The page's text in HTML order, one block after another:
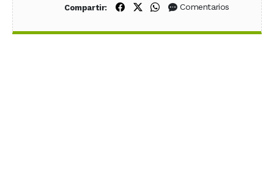
Compartir: Compartir en Facebook
Compartir en X (Twitter)
Compartir en WhatsApp
Comentarios